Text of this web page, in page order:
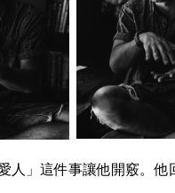
人」這件事讓他開竅。他